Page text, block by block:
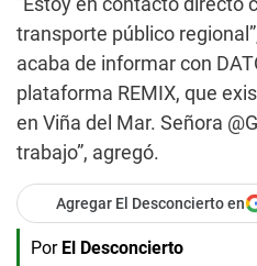
transporte público
acaba de informar con
plataforma REMIX, que
en Viña del Mar. Señora
trabajo”, agregó.
Agregar El Desconcierto en
Por El Desconcierto